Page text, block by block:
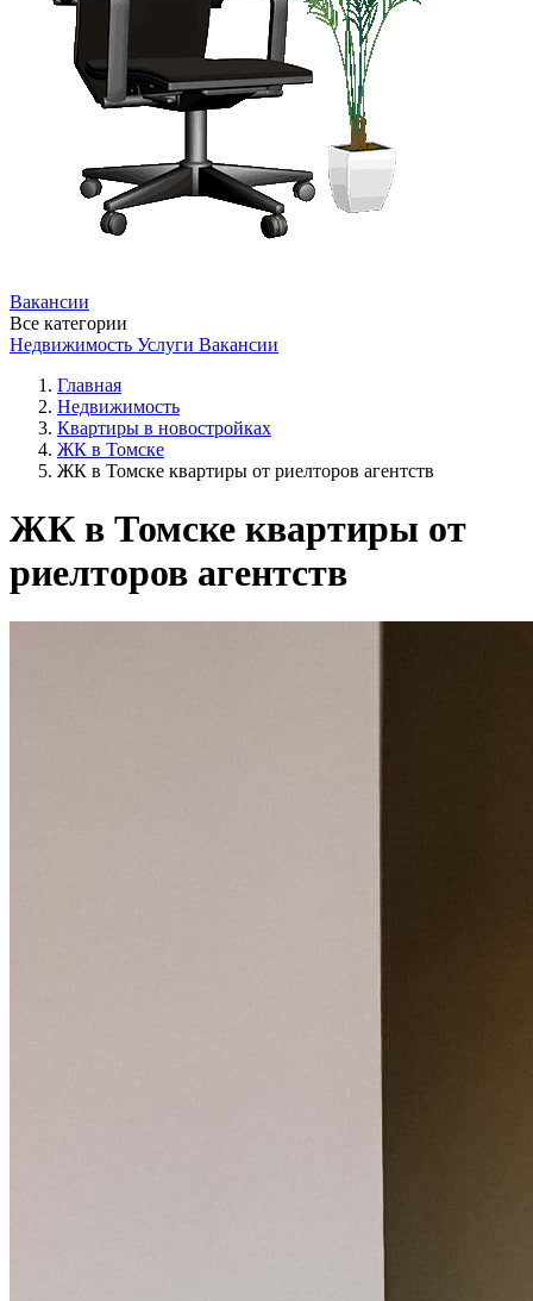
Вакансии
Все категории
Недвижимость Услуги Вакансии
Главная
Недвижимость
Квартиры в новостройках
ЖК в Томске
ЖК в Томске квартиры от риелторов агентств
ЖК в Томске квартиры от
риелторов агентств